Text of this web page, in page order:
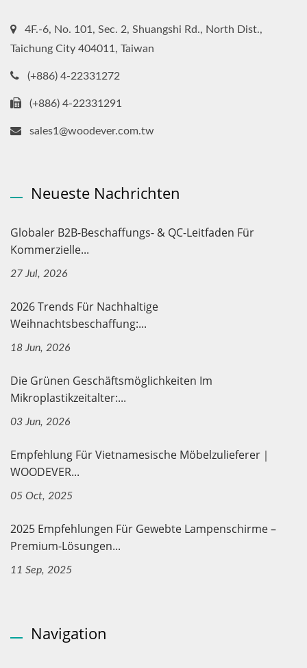
4F.-6, No. 101, Sec. 2, Shuangshi Rd., North Dist.,
Taichung City 404011, Taiwan
(+886) 4-22331272
(+886) 4-22331291
sales1@woodever.com.tw
Neueste Nachrichten
Globaler B2B-Beschaffungs- & QC-Leitfaden Für
Kommerzielle...
27 Jul, 2026
2026 Trends Für Nachhaltige
Weihnachtsbeschaffung:...
18 Jun, 2026
Die Grünen Geschäftsmöglichkeiten Im
Mikroplastikzeitalter:...
03 Jun, 2026
Empfehlung Für Vietnamesische Möbelzulieferer｜
WOODEVER...
05 Oct, 2025
2025 Empfehlungen Für Gewebte Lampenschirme –
Premium-Lösungen...
11 Sep, 2025
Navigation